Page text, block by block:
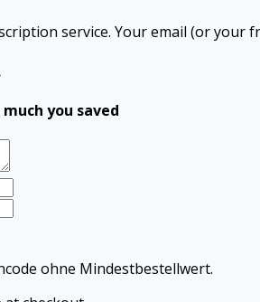
service. Your email (or your
you saved
ohne Mindestbestellwert.